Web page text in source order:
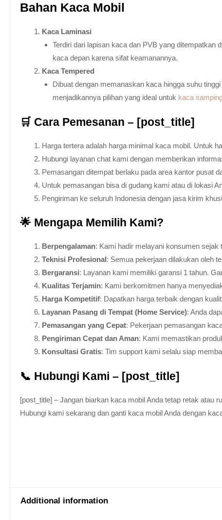
Bahan Kaca Mobil
Kaca Laminasi
Terdiri dari lapisan kaca dan PVB yang ditempatkan
kaca depan karena sifat keamanannya.
Kaca Tempered
Dibuat dengan memanaskan kaca hingga suhu
menjadikannya pilihan yang ideal untuk kaca
🛒 Cara Pemesanan – [post_title]
Harga tertera adalah harga minimal kaca mobil. Untuk
Hubungi layanan chat kami dengan memberikan
Pemasangan ditempat berlaku pada area kantor pusat
Untuk pemasangan bisa di gudang kami atau di lokasi
Pengiriman ke seluruh Indonesia dengan jasa kirim
🌟 Mengapa Memilih Kami?
Berpengalaman: Kami hadir melayani konsumen sejak
Teknisi Profesional: Semua pekerjaan dilakukan oleh
Bergaransi: Layanan kami memiliki garansi 1 tahun.
Kualitas Terjamin: Kami berkomitmen hanya
Harga Kompetitif: Dapatkan harga terbaik dengan
Layanan Pasang di Tempat (Home Service): Anda
Pemasangan yang Cepat: Pekerjaan pemasangan
Pengiriman Cepat dan Aman: Kami memastikan
Konsultasi Gratis: Tim support kami selalu siap
📞 Hubungi Kami – [post_title]
[post_title] – Jangan biarkan kaca mobil Anda tetap retak atau
Hubungi kami sekarang dan ganti kaca mobil Anda dengan
Additional information